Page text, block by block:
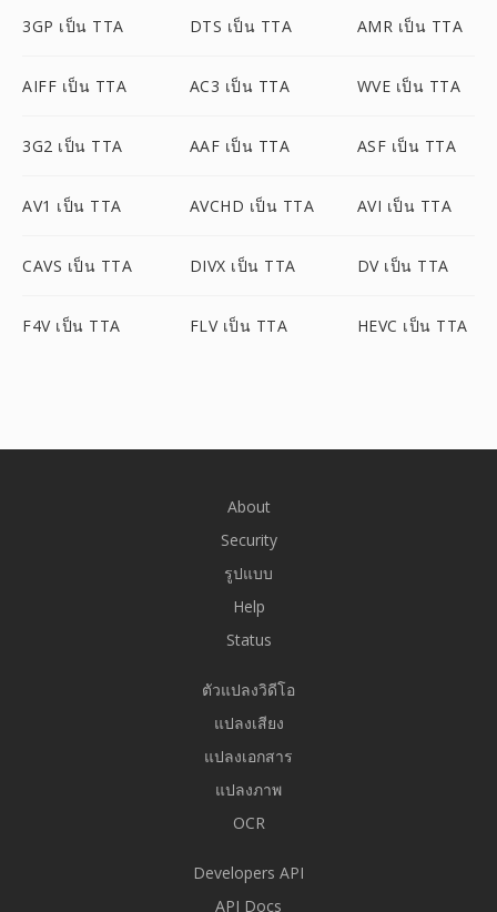
3GP เป็น TTA DTS เป็น TTA AMR เป็น TTA
AIFF เป็น TTA AC3 เป็น TTA WVE เป็น TTA
3G2 เป็น TTA AAF เป็น TTA ASF เป็น TTA
AV1 เป็น TTA AVCHD เป็น TTA AVI เป็น TTA
CAVS เป็น TTA DIVX เป็น TTA DV เป็น TTA
F4V เป็น TTA FLV เป็น TTA HEVC เป็น TTA
About
Security
รูปแบบ
Help
Status
ตัวแปลงวิดีโอ
แปลงเสียง
แปลงเอกสาร
แปลงภาพ
OCR
Developers API
API Docs